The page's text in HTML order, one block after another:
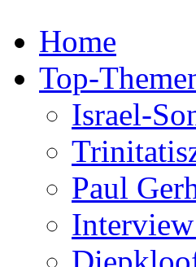
Home
Top-
Israel-
Paul